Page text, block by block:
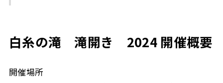
白糸の滝 滝開き 2024 開催概要
開催場所